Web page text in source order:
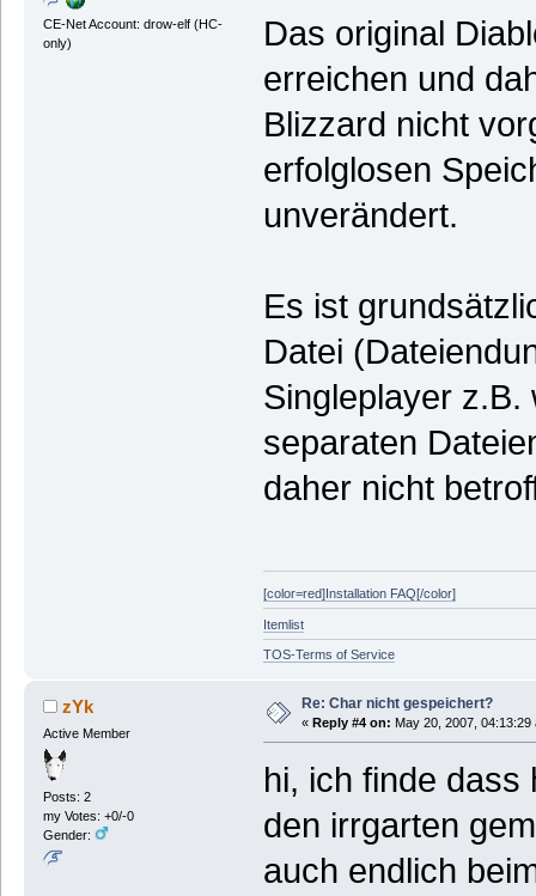
CE-Net Account: drow-elf (HC-
only)
Das original
erreichen und
Blizzard nicht
erfolglosen
unverändert.
Es ist
Datei
Singleplayer z.B.
separaten
daher nicht
[color=red]Installation FAQ[/color]
Itemlist
TOS-Terms of Service
zYk
Active Member
Posts: 2
my Votes: +0/-0
Gender:
Re: Char nicht gespeichert?
« Reply #4 on: May 20, 2007, 04:13:29
hi, ich finde dass
den irrgarten
auch endlich